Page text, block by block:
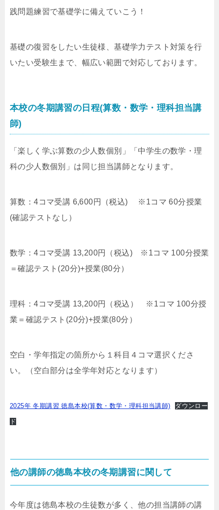
践問題練習で基礎学に備えていこう！
基礎の復習をしたい生徒様、基礎学力テスト対策を行
いたい受験生まで、幅広い範囲で対応しております。
本校の冬期講習の日程(算数・数学・理科担当講
師)
「楽しく学ぶ算数の少人数個別」「中学生の数学・理
科の少人数個別」は同じ担当講師となります。
算数：4コマ受講 6,600円（税込) ※1コマ 60分授業
(確認テストなし）
数学：4コマ受講 13,200円（税込) ※1コマ 100分授業
＝確認テスト(20分)+授業(80分）
理科：4コマ受講 13,200円（税込） ※1コマ 100分授
業＝確認テスト(20分)+授業(80分）
空白・学年指定の箇所から１科目４コマ選択くださ
い。（空白部分は全学年対応となります）
2025年 冬期講習 徳島本校(算数・数学・理科担当講師) ダウンロー
ド
他の講師の徳島本校の冬期講習に関して
今年度は徳島本校の生徒数が多く、他の担当講師の講